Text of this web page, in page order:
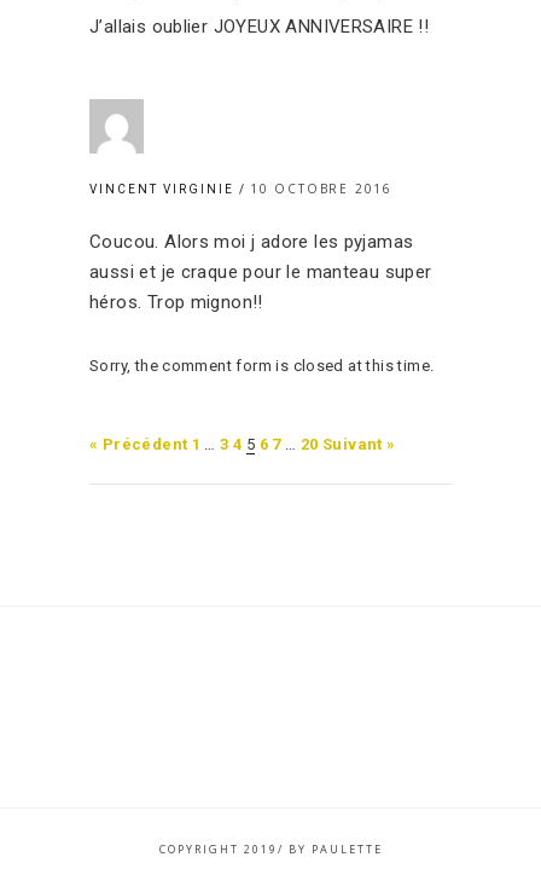
J’allais oublier JOYEUX ANNIVERSAIRE !!
VINCENT VIRGINIE 10 OCTOBRE 2016
Coucou. Alors moi j adore les pyjamas
aussi et je craque pour le manteau super
héros. Trop mignon!!
Sorry, the comment form is closed at this time.
« Précédent 1 3 4 5 6 7 20 Suivant »
COPYRIGHT 2019/ BY PAULETTE